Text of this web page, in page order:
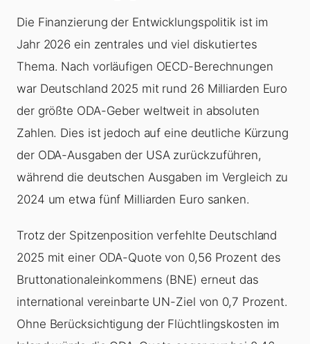
Die Finanzierung der Entwicklungspolitik ist im
Jahr 2026 ein zentrales und viel diskutiertes
Thema. Nach vorläufigen OECD-Berechnungen
war Deutschland 2025 mit rund 26 Milliarden Euro
der größte ODA-Geber weltweit in absoluten
Zahlen. Dies ist jedoch auf eine deutliche Kürzung
der ODA-Ausgaben der USA zurückzuführen,
während die deutschen Ausgaben im Vergleich zu
2024 um etwa fünf Milliarden Euro sanken.
Trotz der Spitzenposition verfehlte Deutschland
2025 mit einer ODA-Quote von 0,56 Prozent des
Bruttonationaleinkommens (BNE) erneut das
international vereinbarte UN-Ziel von 0,7 Prozent.
Ohne Berücksichtigung der Flüchtlingskosten im